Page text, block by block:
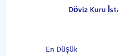
Döviz Kuru
En Düşük